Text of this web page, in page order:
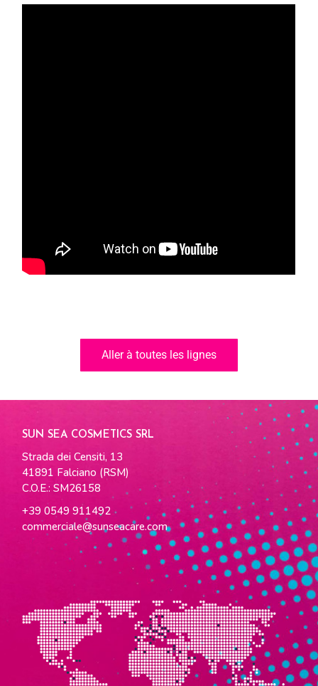
Aller à toutes les lignes
SUN SEA COSMETICS SRL
Strada dei Censiti, 13
41891 Falciano (RSM)
C.O.E.: SM26158
+39 0549 911492
commerciale@sunseacare.com